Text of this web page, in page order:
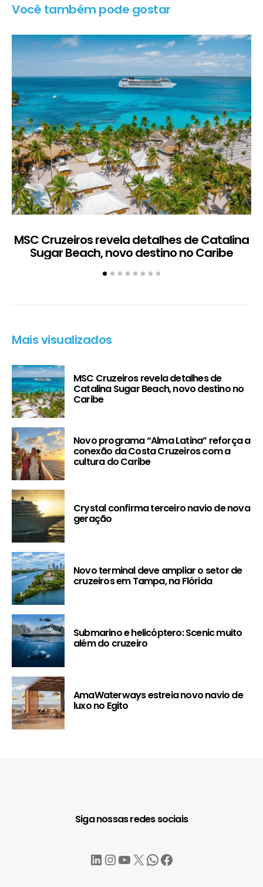
Você também pode gostar
MSC Cruzeiros revela detalhes de Catalina
Sugar Beach, novo destino no Caribe
Mais visualizados
MSC Cruzeiros revela detalhes de
Catalina Sugar Beach, novo destino no
Caribe
Novo programa “Alma Latina” reforça a
conexão da Costa Cruzeiros com a
cultura do Caribe
Crystal confirma terceiro navio de nova
geração
Novo terminal deve ampliar o setor de
cruzeiros em Tampa, na Flórida
Submarino e helicóptero: Scenic muito
além do cruzeiro
AmaWaterways estreia novo navio de
luxo no Egito
Siga nossas redes sociais
LinkedIn
Instagram
YouTube
X WhatsApp
Facebook